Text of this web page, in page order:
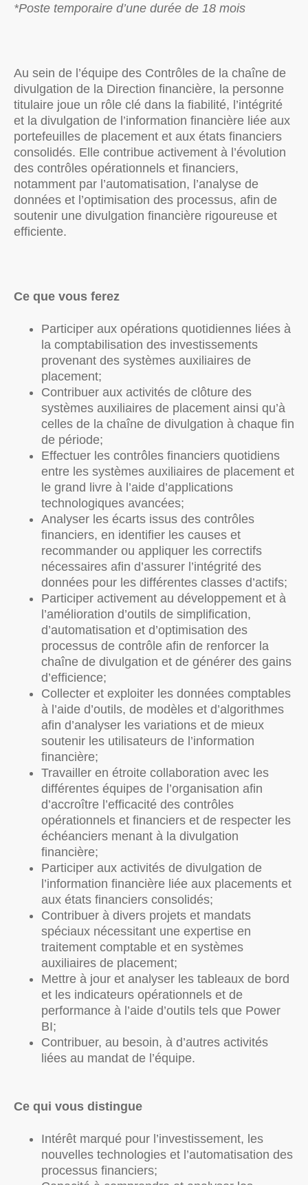
*Poste temporaire d’une durée de 18 mois
Au sein de l’équipe des Contrôles de la chaîne de
divulgation de la Direction financière, la personne
titulaire joue un rôle clé dans la fiabilité, l’intégrité
et la divulgation de l’information financière liée aux
portefeuilles de placement et aux états financiers
consolidés. Elle contribue activement à l’évolution
des contrôles opérationnels et financiers,
notamment par l’automatisation, l’analyse de
données et l’optimisation des processus, afin de
soutenir une divulgation financière rigoureuse et
efficiente.
Ce que vous ferez
Participer aux opérations quotidiennes liées à
la comptabilisation des investissements
provenant des systèmes auxiliaires de
placement;
Contribuer aux activités de clôture des
systèmes auxiliaires de placement ainsi qu’à
celles de la chaîne de divulgation à chaque fin
de période;
Effectuer les contrôles financiers quotidiens
entre les systèmes auxiliaires de placement et
le grand livre à l’aide d’applications
technologiques avancées;
Analyser les écarts issus des contrôles
financiers, en identifier les causes et
recommander ou appliquer les correctifs
nécessaires afin d’assurer l’intégrité des
données pour les différentes classes d’actifs;
Participer activement au développement et à
l’amélioration d’outils de simplification,
d’automatisation et d’optimisation des
processus de contrôle afin de renforcer la
chaîne de divulgation et de générer des gains
d’efficience;
Collecter et exploiter les données comptables
à l’aide d’outils, de modèles et d’algorithmes
afin d’analyser les variations et de mieux
soutenir les utilisateurs de l’information
financière;
Travailler en étroite collaboration avec les
différentes équipes de l’organisation afin
d’accroître l’efficacité des contrôles
opérationnels et financiers et de respecter les
échéanciers menant à la divulgation
financière;
Participer aux activités de divulgation de
l’information financière liée aux placements et
aux états financiers consolidés;
Contribuer à divers projets et mandats
spéciaux nécessitant une expertise en
traitement comptable et en systèmes
auxiliaires de placement;
Mettre à jour et analyser les tableaux de bord
et les indicateurs opérationnels et de
performance à l’aide d’outils tels que Power
BI;
Contribuer, au besoin, à d’autres activités
liées au mandat de l’équipe.
Ce qui vous distingue
Intérêt marqué pour l’investissement, les
nouvelles technologies et l’automatisation des
processus financiers;